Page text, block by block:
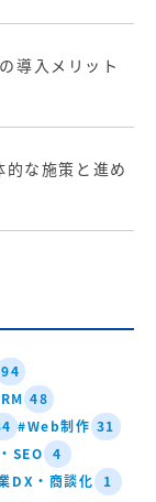
導入メリット
な施策と進め
94
48
#Web制作 31
SEO 4
DX・商談化 1